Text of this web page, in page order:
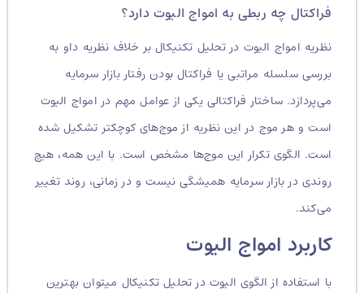
فراکتال چه ربطی به امواج الیوت دارد؟
نظریه امواج الیوت در تحلیل تکنیکال بر خلاف نظریه داو به
بررسی سلسله مراتبی یا فراکتال بودن رفتار بازار سرمایه
می‌پردازد. ساختار فراکتالی یکی از عوامل مهم در امواج الیوت
است و هر موج در این نظریه از موج‌های کوچکتر تشکیل شده
است. الگوی تکرار این موج‌ها مشخص است. با این همه، هیچ
روندی در بازار سرمایه همیشگی نیست و در زمانی، روند تغییر
می‌کند.
کاربرد امواج الیوت
با استفاده از الگوی الیوت در تحلیل تکنیکال میتوان بهترین